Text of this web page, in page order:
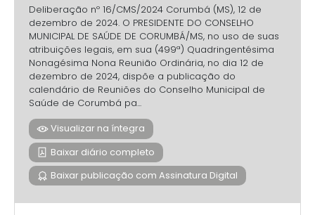
Deliberação nº 16/CMS/2024 Corumbá (MS), 12 de
dezembro de 2024. O PRESIDENTE DO CONSELHO
MUNICIPAL DE SAÚDE DE CORUMBÁ/MS, no uso de suas
atribuições legais, em sua (499ª) Quadringentésima
Nonagésima Nona Reunião Ordinária, no dia 12 de
dezembro de 2024, dispõe a publicação do
calendário de Reuniões do Conselho Municipal de
Saúde de Corumbá pa...
Visualizar na íntegra
Baixar diário completo
Baixar publicação com Assinatura Digital